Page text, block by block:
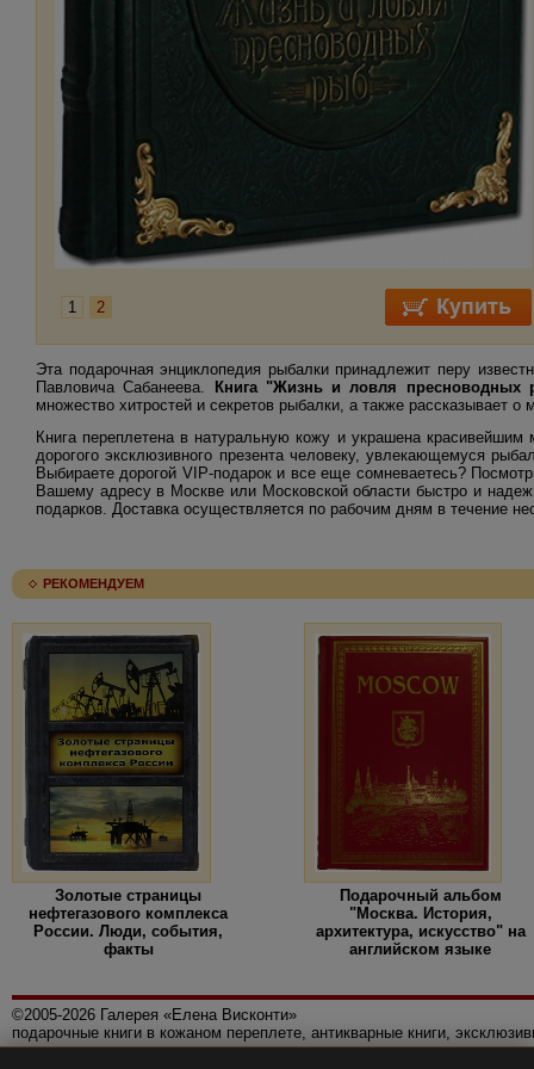
1 2
Эта подарочная энциклопедия рыбалки принадлежит перу
Павловича Сабанеева. Книга "Жизнь и ловля пресноводных
множество хитростей и секретов рыбалки, а также рассказывает
Книга переплетена в натуральную кожу и украшена
дорогого эксклюзивного презента человеку, увлекающемуся
Выбираете дорогой VIP-подарок и все еще сомневаетесь?
Вашему адресу в Москве или Московской области быстро и
подарков. Доставка осуществляется по рабочим дням в течение
РЕКОМЕНДУЕМ
Золотые страницы
нефтегазового комплекса
России. Люди, события,
факты
Подарочный альбом
"Москва. История,
архитектура, искусство" на
английском языке
©2005-2026 Галерея «Елена Висконти»
подарочные книги в кожаном переплете, антикварные книги,